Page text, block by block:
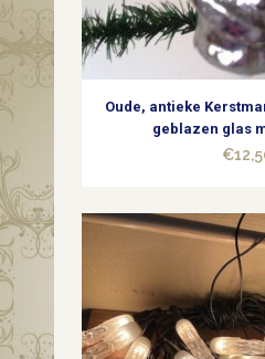
quantity
Oude, antieke
geblazen glas
€